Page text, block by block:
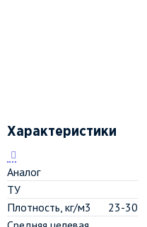
Характеристики
Аналог
ТУ
Плотность, кг/м3
23-30